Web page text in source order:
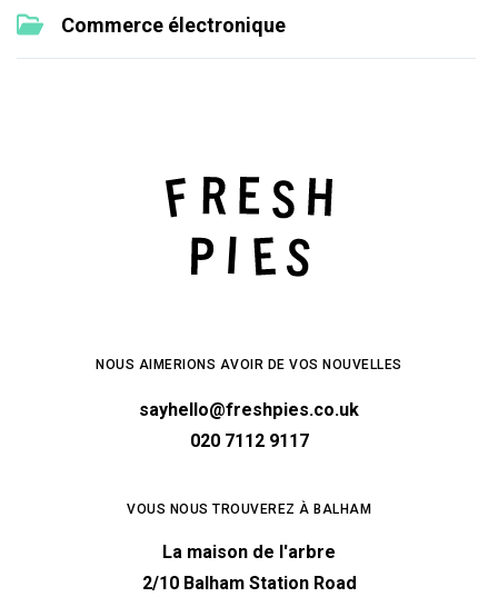
Commerce électronique
NOUS AIMERIONS AVOIR DE VOS NOUVELLES
sayhello@freshpies.co.uk
020 7112 9117
VOUS NOUS TROUVEREZ À BALHAM
La maison de l'arbre
2/10 Balham Station Road